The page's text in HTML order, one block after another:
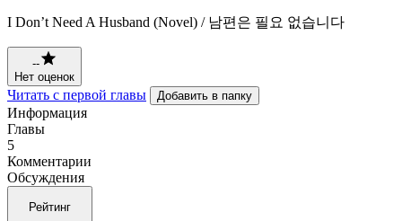
I Don’t Need A Husband (Novel) / 남편은 필요 없습니다
--
Нет оценок
Читать с первой главы Добавить в папку
Информация
Главы
5
Комментарии
Обсуждения
Рейтинг